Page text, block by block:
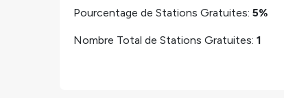
Pourcentage de Stations Gratuites: 5%
Nombre Total de Stations Gratuites: 1